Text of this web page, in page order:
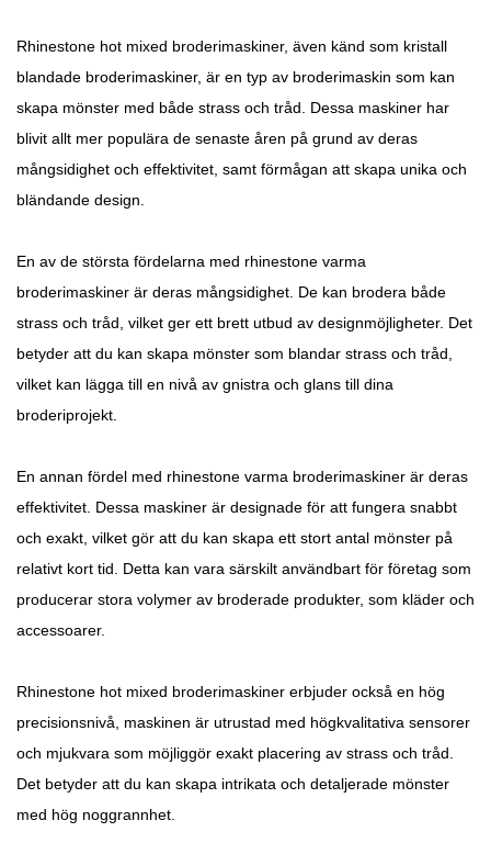
Rhinestone hot mixed broderimaskiner, även känd som kristall
blandade broderimaskiner, är en typ av broderimaskin som kan
skapa mönster med både strass och tråd. Dessa maskiner har
blivit allt mer populära de senaste åren på grund av deras
mångsidighet och effektivitet, samt förmågan att skapa unika och
bländande design.
En av de största fördelarna med rhinestone varma
broderimaskiner är deras mångsidighet. De kan brodera både
strass och tråd, vilket ger ett brett utbud av designmöjligheter. Det
betyder att du kan skapa mönster som blandar strass och tråd,
vilket kan lägga till en nivå av gnistra och glans till dina
broderiprojekt.
En annan fördel med rhinestone varma broderimaskiner är deras
effektivitet. Dessa maskiner är designade för att fungera snabbt
och exakt, vilket gör att du kan skapa ett stort antal mönster på
relativt kort tid. Detta kan vara särskilt användbart för företag som
producerar stora volymer av broderade produkter, som kläder och
accessoarer.
Rhinestone hot mixed broderimaskiner erbjuder också en hög
precisionsnivå, maskinen är utrustad med högkvalitativa sensorer
och mjukvara som möjliggör exakt placering av strass och tråd.
Det betyder att du kan skapa intrikata och detaljerade mönster
med hög noggrannhet.